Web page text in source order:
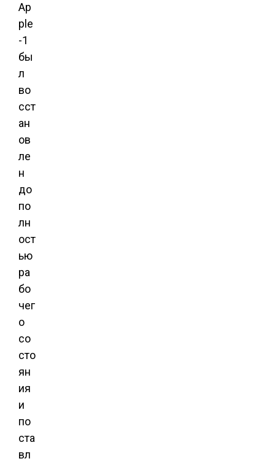
Ap
ple
-1
бы
л
во
сст
ан
ов
ле
н
до
по
лн
ост
ью
ра
бо
чег
о
со
сто
ян
ия
и
по
ста
вл